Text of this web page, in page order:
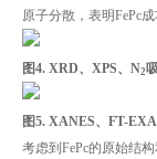
原子分散，表明FePc
图4. XRD、XPS、N2
图5. XANES、FT-
考虑到FePc的原始结